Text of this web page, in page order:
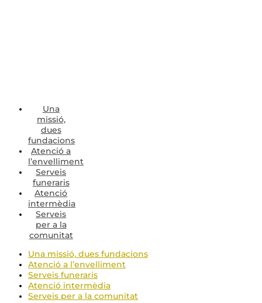
Una
missió,
dues
fundacions
Atenció a
l’envelliment
Serveis
funeraris
Atenció
intermèdia
Serveis
per a la
comunitat
Una missió, dues fundacions
Atenció a l’envelliment
Serveis funeraris
Atenció intermèdia
Serveis per a la comunitat